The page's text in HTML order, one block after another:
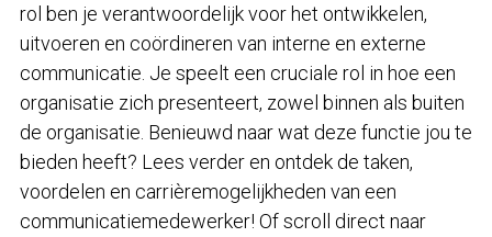
rol ben je verantwoordelijk voor het ontwikkelen,
uitvoeren en coördineren van interne en externe
communicatie. Je speelt een cruciale rol in hoe een
organisatie zich presenteert, zowel binnen als buiten
de organisatie. Benieuwd naar wat deze functie jou te
bieden heeft? Lees verder en ontdek de taken,
voordelen en carrièremogelijkheden van een
communicatiemedewerker! Of scroll direct naar